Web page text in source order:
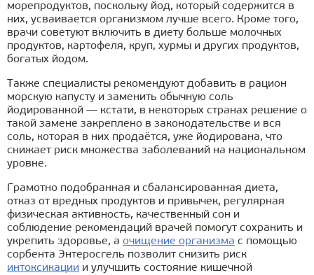
морепродуктов, поскольку йод, который содержится в
них, усваивается организмом лучше всего. Кроме того,
врачи советуют включить в диету больше молочных
продуктов, картофеля, круп, хурмы и других продуктов,
богатых йодом.
Также специалисты рекомендуют добавить в рацион
морскую капусту и заменить обычную соль
йодированной — кстати, в некоторых странах решение о
такой замене закреплено в законодательстве и вся
соль, которая в них продаётся, уже йодирована, что
снижает риск множества заболеваний на национальном
уровне.
Грамотно подобранная и сбалансированная диета,
отказ от вредных продуктов и привычек, регулярная
физическая активность, качественный сон и
соблюдение рекомендаций врачей помогут сохранить и
укрепить здоровье, а очищение организма с помощью
сорбента Энтеросгель позволит снизить риск
интоксикации и улучшить состояние кишечной